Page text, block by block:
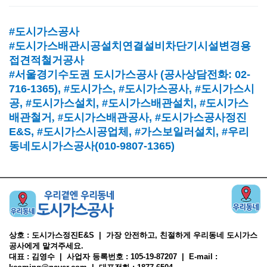
#도시가스공사
#도시가스배관시공설치연결설비차단기시설변경용
접견적철거공사
#서울경기수도권 도시가스공사 (공사상담전화: 02-
716-1365), #도시가스, #도시가스공사, #도시가스시
공, #도시가스설치 , #도시가스배관설치 , #도시가스
배관철거, #도시가스배관공사, #도시가스공사정진
E&S, #도시가스시공업체 , #가스보일러설치 , #우리
동네도시가스공사(010-9807-1365)
상호 : 도시가스정진E&S | 가장 안전하고, 친절하게 우리동네 도시가스
공사에게 맡겨주세요.
대표 : 김영수 | 사업자 등록번호 : 105-19-87207 | E-mail :